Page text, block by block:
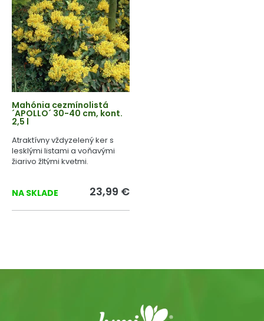
Mahónia cezmínolistá
´APOLLO´ 30-40 cm, kont.
2,5 l
Atraktívny vždyzelený ker s
lesklými listami a voňavými
žiarivo žltými kvetmi.
NA SKLADE 23,99 €